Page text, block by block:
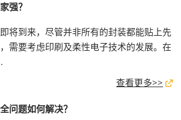
强？
将到来，尽管并非所有的封装都能贴上先
需要考虑印刷及柔性电子技术的发展。在
查看更多>>
问题如何解决？